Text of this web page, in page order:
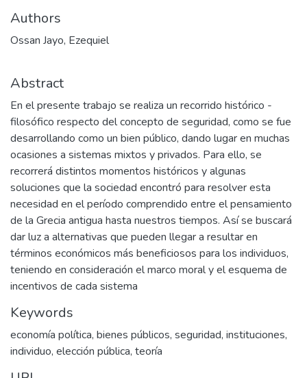
Authors
Ossan Jayo, Ezequiel
Abstract
En el presente trabajo se realiza un recorrido histórico -
filosófico respecto del concepto de seguridad, como se fue
desarrollando como un bien público, dando lugar en muchas
ocasiones a sistemas mixtos y privados. Para ello, se
recorrerá distintos momentos históricos y algunas
soluciones que la sociedad encontró para resolver esta
necesidad en el período comprendido entre el pensamiento
de la Grecia antigua hasta nuestros tiempos. Así se buscará
dar luz a alternativas que pueden llegar a resultar en
términos económicos más beneficiosos para los individuos,
teniendo en consideración el marco moral y el esquema de
incentivos de cada sistema
Keywords
economía política, bienes públicos, seguridad, instituciones,
individuo, elección pública, teoría